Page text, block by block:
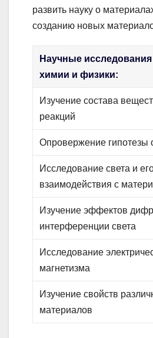
развить науку о
созданию новых
Научные исследования
химии и физики:
Изучение состава
реакций
Опровержение гипотезы
Исследование света и
взаимодействия с
Изучение эффектов
интерференции света
Исследование
магнетизма
Изучение свойств
материалов